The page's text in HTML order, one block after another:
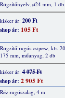
Rögzítőnyelv, ø24 mm, 1 db
kisker ár: 200 Ft
shop ár: 105 Ft
Rögzítő rugós csipesz, kb.
175 mm, műanyag, 2 db
kisker ár: 4 075 Ft
shop ár: 2 905 Ft
Réz rugószalag, 4 m